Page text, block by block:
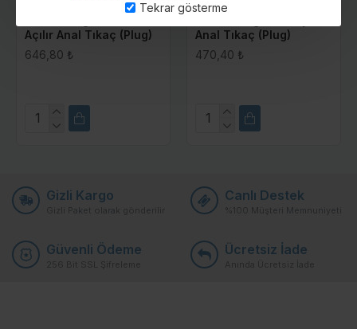
Tekrar gösterme
Açılır Anal Tıkaç (Plug)
646,80 ₺
Anal Tıkaç (Plug)
470,40 ₺
Gizli Kargo
Gizli Paket olarak gönderilir
Canlı Destek
%100 Müşteri Memnuniyeti
Güvenli Ödeme
256 Bit SSL Şifreleme
Ücretsiz İade
Anında Ücretsiz İade